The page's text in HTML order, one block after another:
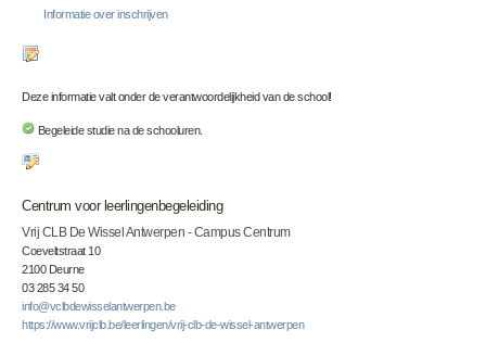
Informatie over inschrijven
Deze informatie valt onder de verantwoordelijkheid van de school!
Begeleide studie na de schooluren.
Centrum voor leerlingenbegeleiding
Vrij CLB De Wissel Antwerpen - Campus Centrum
Coeveltstraat 10
2100 Deurne
03 285 34 50
info@vclbdewisselantwerpen.be
https://www.vrijclb.be/leerlingen/vrij-clb-de-wissel-antwerpen